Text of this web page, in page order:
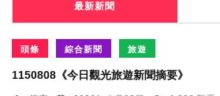
最新新聞
頭條 綜合新聞 旅遊
1150808《今日觀光旅遊新聞摘要》